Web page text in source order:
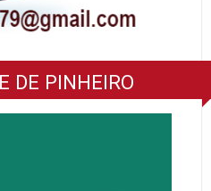
DE PINHEIRO